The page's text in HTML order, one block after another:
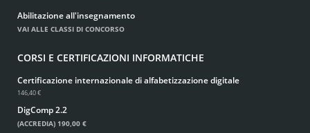
Abilitazione all'insegnamento
VAI ALLE CLASSI DI CONCORSO
CORSI E CERTIFICAZIONI INFORMATICHE
Certificazione internazionale di alfabetizzazione digitale
146,40 €
DigComp 2.2
(ACCREDIA) 190,00 €